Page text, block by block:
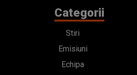
Categorii
Stiri
Emisiuni
Echipa